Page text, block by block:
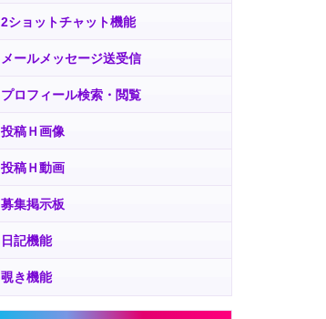
2ショットチャット機能
メールメッセージ送受信
プロフィール検索・閲覧
投稿Ｈ画像
投稿Ｈ動画
募集掲示板
日記機能
覗き機能